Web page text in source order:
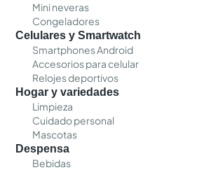
Mini neveras
Congeladores
Celulares y Smartwatch
Smartphones Android
Accesorios para celular
Relojes deportivos
Hogar y variedades
Limpieza
Cuidado personal
Mascotas
Despensa
Bebidas